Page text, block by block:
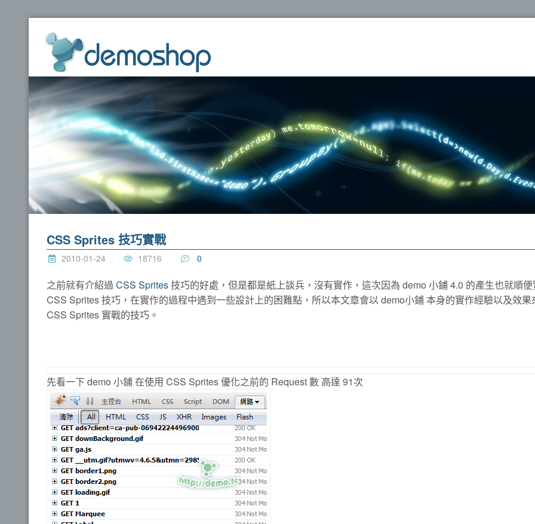
CSS Sprites 技巧實戰
2010-01-24 18716 0
之前就有介紹過 CSS Sprites技巧的好處，但是都是紙上談兵，沒有實作，這次因為 demo 小鋪 4.0 的產生也就順
CSS Sprites 技巧，在實作的過程中遇到一些設計上的困難點，所以本文章會以 demo小鋪 本身的實作經驗以及效果
CSS Sprites 實戰的技巧。
先看一下 demo 小鋪 在使用 CSS Sprites 優化之前的 Request 數 高達 91次